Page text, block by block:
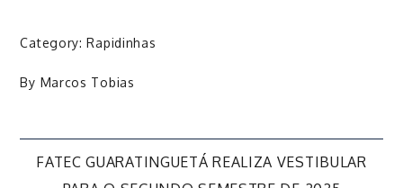
Category:Rapidinhas
By Marcos Tobias
Navegação
FATEC GUARATINGUETÁ REALIZA VESTIBULAR